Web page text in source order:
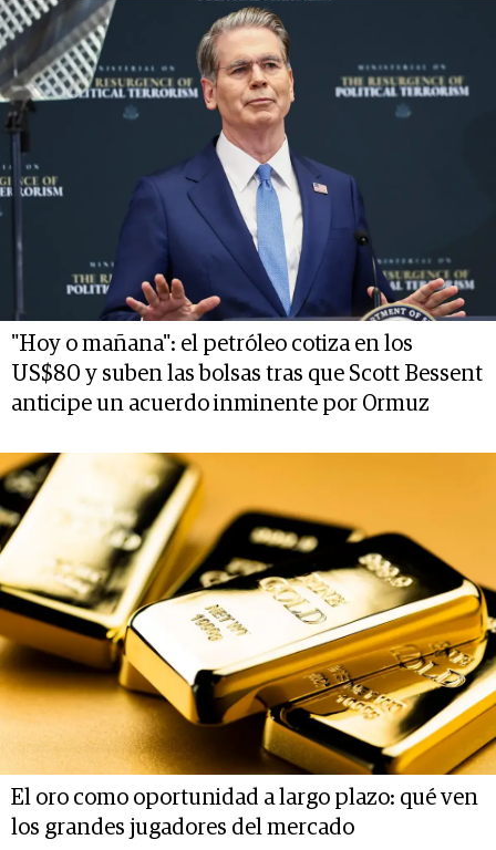
"Hoy o mañana": el petróleo cotiza en los
US$80 y suben las bolsas tras que Scott Bessent
anticipe un acuerdo inminente por Ormuz
El oro como oportunidad a largo plazo: qué ven
los grandes jugadores del mercado